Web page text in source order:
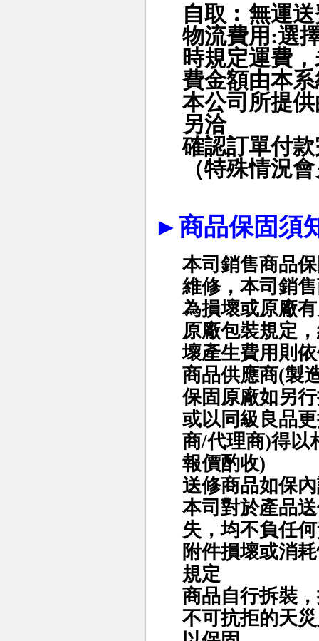
自取︰無運
物流費用 :選
時規定運費
費金額由本
本公司所提
另洽
確認訂單付
（特殊情況
►商品保固須
本司銷售商品
維修，本司銷
為損壞或原廠
原廠包裝規定
壞產生費用則
商品供應商(製
保固原廠如另
或以同級良品
商/代理商)得以
報價酌收)
送修商品如保
本司對於產品
失，均不負任
附件損壞或消
規定
商品自行拆裝
不可抗拒的天